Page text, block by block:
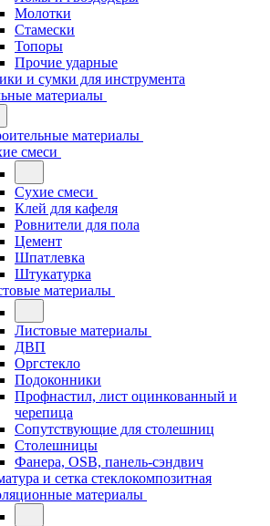
Молотки
Стамески
Топоры
Прочие ударные
и сумки для инструмента
материалы
материалы
смеси
Сухие смеси
Клей для кафеля
Ровнители для пола
Цемент
Шпатлевка
Штукатурка
материалы
Листовые материалы
ДВП
Оргстекло
Подоконники
Профнастил, лист оцинкованный и
черепица
Сопутствующие для столешниц
Столешницы
Фанера, OSB, панель-сэндвич
и сетка стеклокомпозитная
материалы